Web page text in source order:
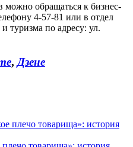
можно обращаться к бизнес-
4-57-81 или в отдел
туризма по адресу: ул.
, Дзене